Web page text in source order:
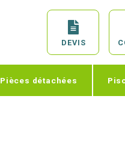
DEVIS
Pièces détachées